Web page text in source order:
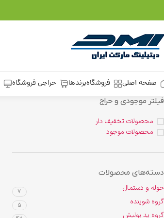
صفحه اصلی فروشگاهبرندها حراجی فروشگاه
فیلتر موجودی و حراج
محصولات تخفیف دار
محصولات موجود
دسته‌های محصولات
حوله و دستمال 7
گروه شوینده 5
گروه پد پولیش